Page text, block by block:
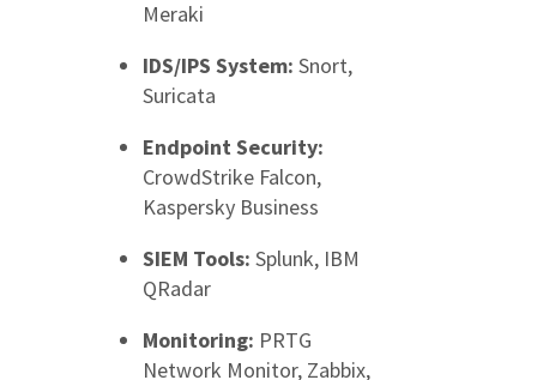
Meraki
IDS/IPS System: Snort,
Suricata
Endpoint Security:
CrowdStrike Falcon,
Kaspersky Business
SIEM Tools: Splunk, IBM
QRadar
Monitoring: PRTG
Network Monitor, Zabbix,